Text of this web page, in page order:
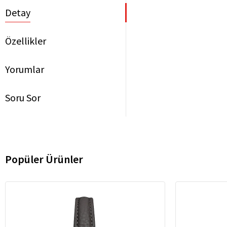
Detay
Özellikler
Yorumlar
Soru Sor
Popüler Ürünler